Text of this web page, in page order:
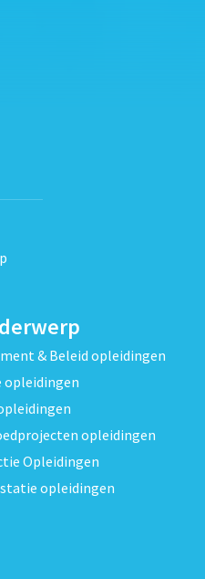
& Beleid opleidingen
opleidingen
opleidingen
Opleidingen
opleidingen